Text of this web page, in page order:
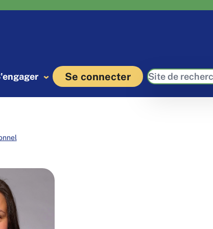
Se connecter Recherche